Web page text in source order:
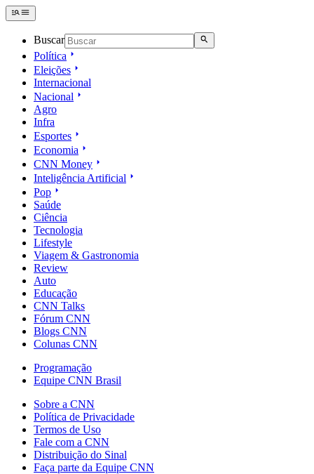
Buscar
Política
Eleições
Internacional
Nacional
Agro
Infra
Esportes
Economia
CNN Money
Inteligência Artificial
Pop
Saúde
Ciência
Tecnologia
Lifestyle
Viagem & Gastronomia
Review
Auto
Educação
CNN Talks
Fórum CNN
Blogs CNN
Colunas CNN
Programação
Equipe CNN Brasil
Sobre a CNN
Política de Privacidade
Termos de Uso
Fale com a CNN
Distribuição do Sinal
Faça parte da Equipe CNN